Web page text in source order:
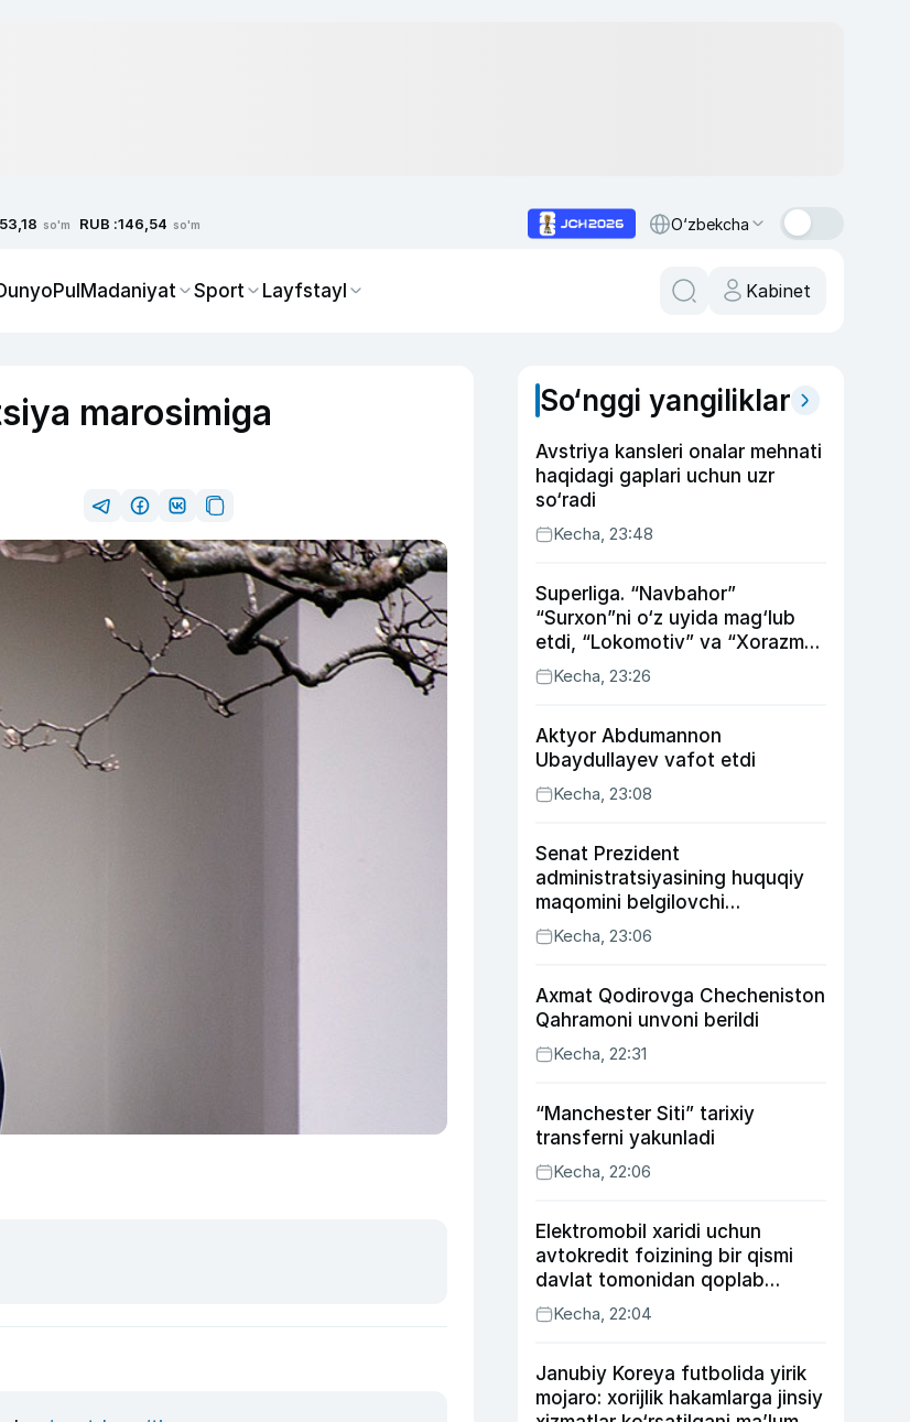
so'm RUB :146,54 so'm O‘zbekcha
PulMadaniyat Sport Layfstayl Kabinet
marosimiga
So‘nggi yangiliklar
Avstriya kansleri onalar mehnati
haqidagi gaplari uchun uzr
so‘radi
Kecha, 23:48
Superliga. “Navbahor”
“Surxon”ni o‘z uyida mag‘lub
etdi, “Lokomotiv” va “Xorazm”
uyda g‘alaba qozondi
Kecha, 23:26
Aktyor Abdu­mannon
Ubaydullayev vafot etdi
Kecha, 23:08
Senat Prezident
administratsiyasining huquqiy
maqomini belgilovchi
konstitutsiyaviy qonunni
ma’qulladi
Kecha, 23:06
Axmat Qodirovga Checheniston
Qahramoni unvoni berildi
Kecha, 22:31
“Manchester Siti” tarixiy
transferni yakunladi
Kecha, 22:06
Elektromobil xaridi uchun
avtokredit foizining bir qismi
davlat tomonidan qoplab
berilishi mumkin
Kecha, 22:04
Janubiy Koreya futbolida yirik
mojaro: xorijlik hakamlarga jinsiy